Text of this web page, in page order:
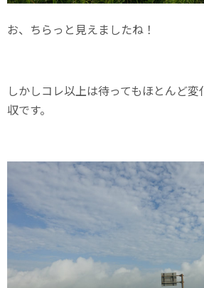
お、ちらっと見えましたね！
しかしコレ以上は待ってもほとんど
収です。